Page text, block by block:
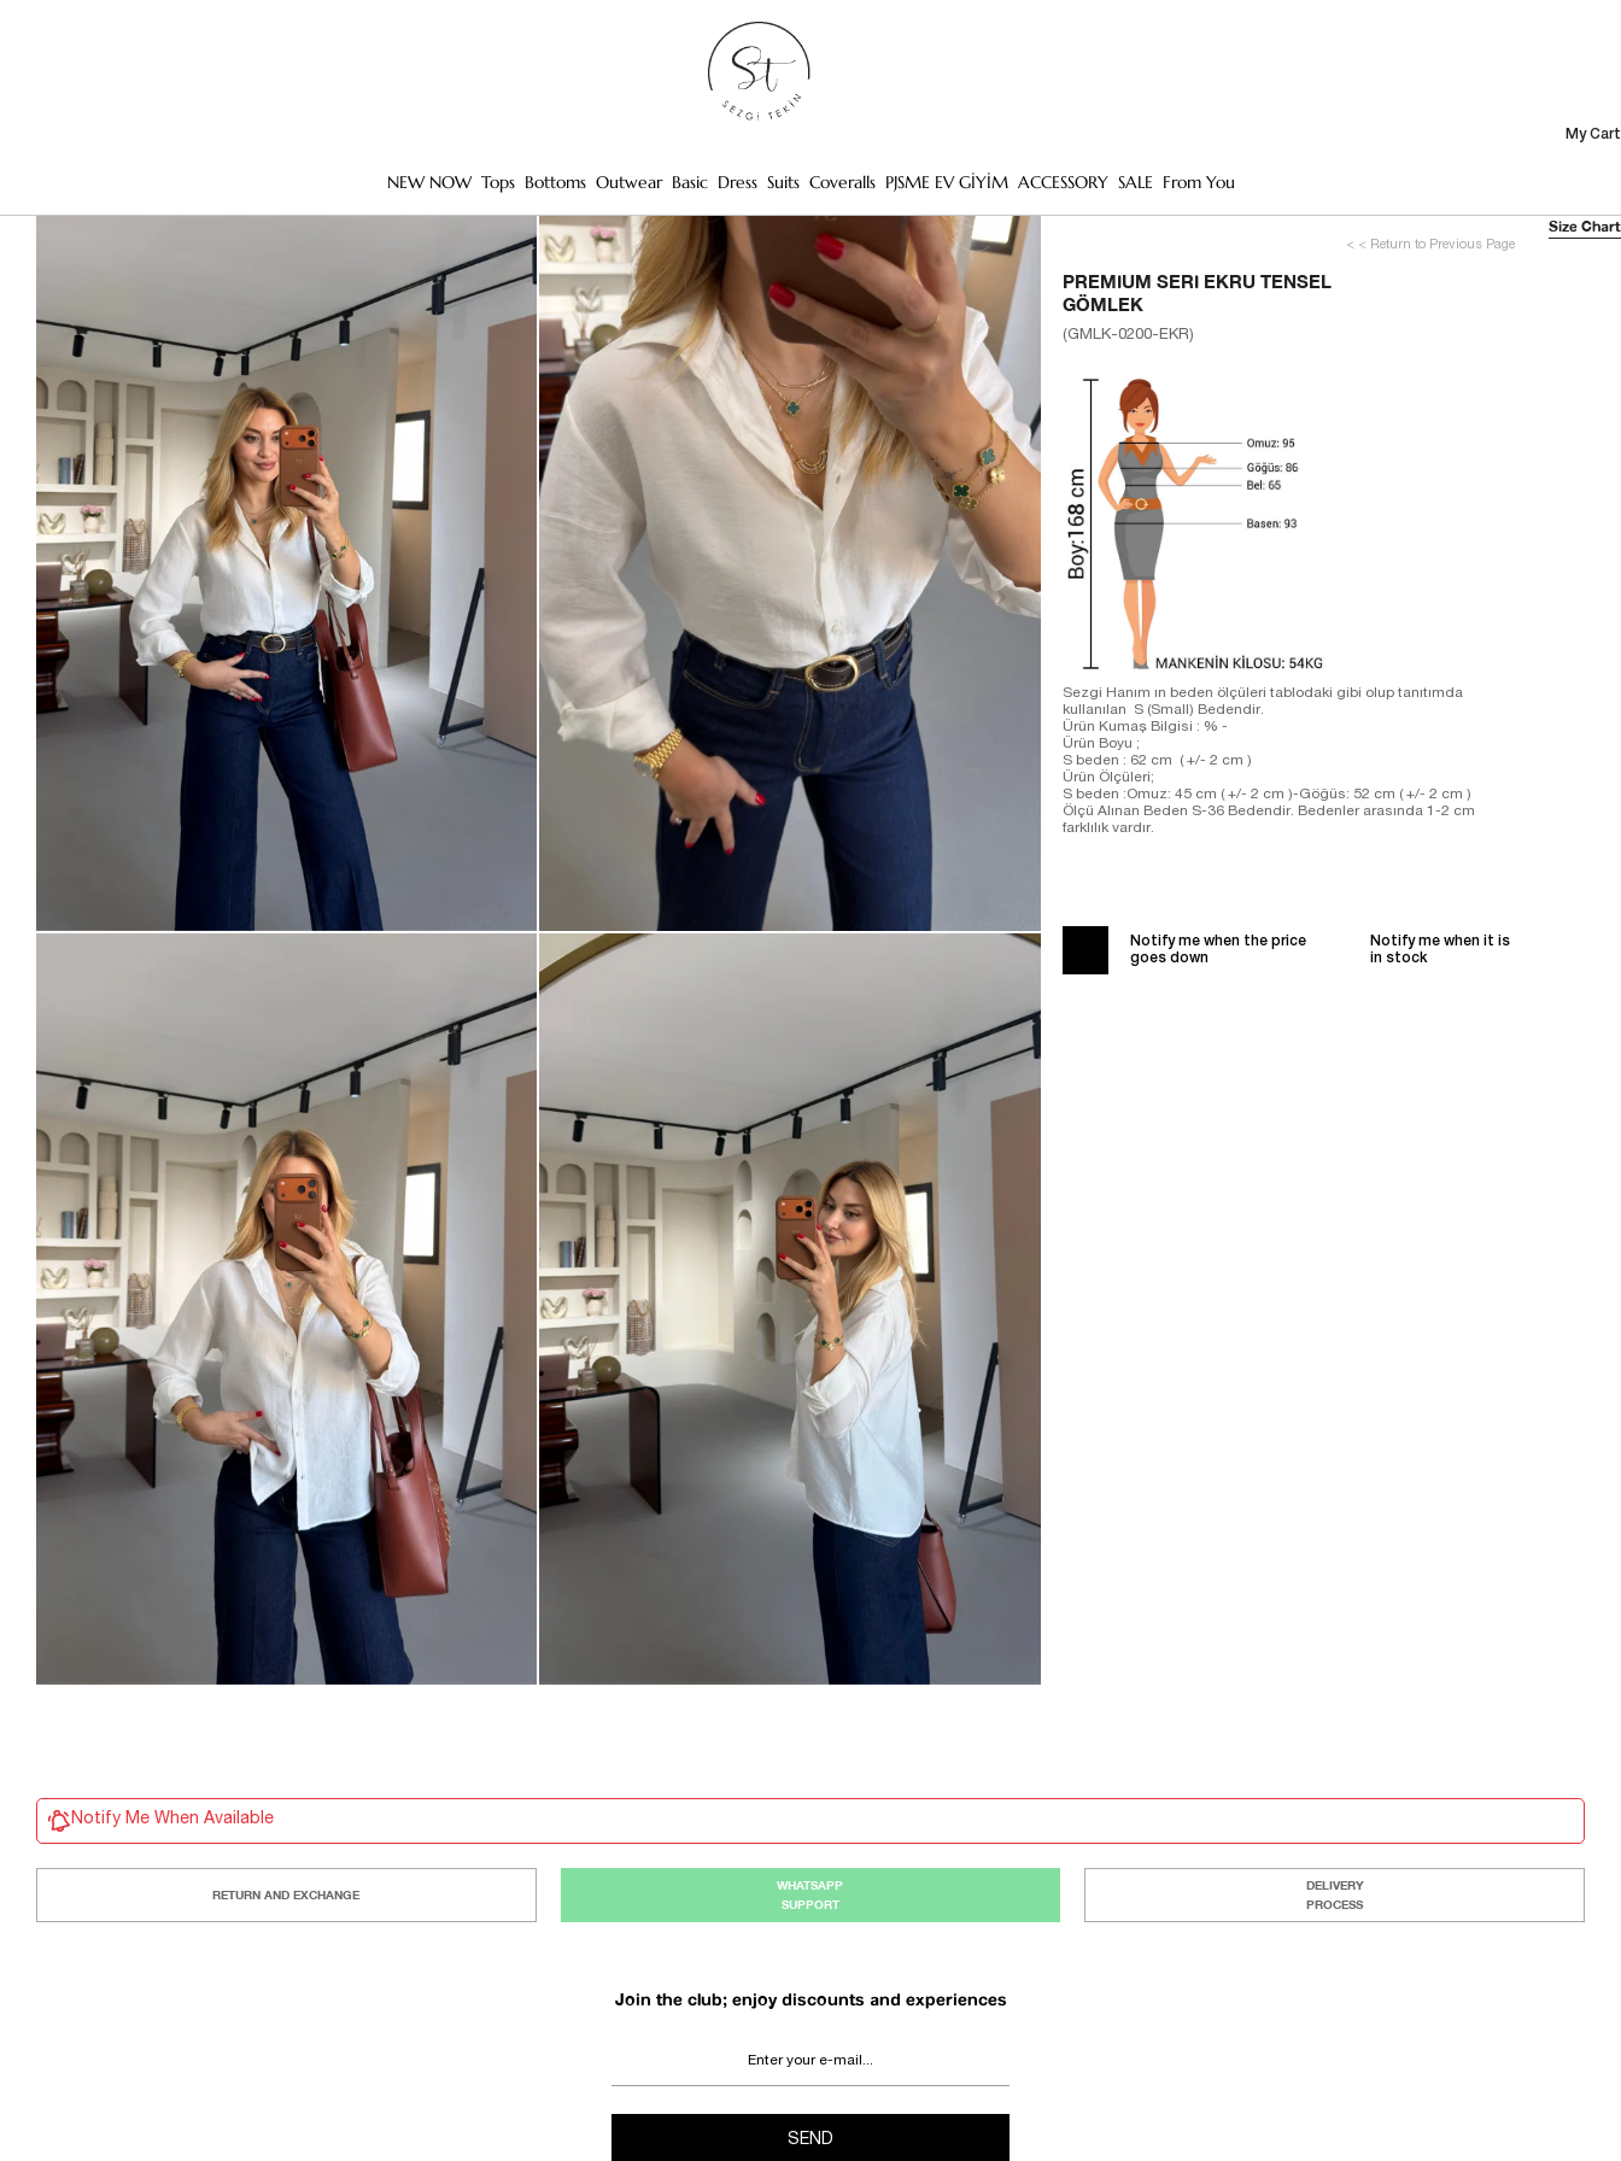
My Cart
NEW NOW Tops Bottoms Outwear Basic Dress Suits Coveralls PJSME EV GİYİM ACCESSORY SALE From You
< < Return to Previous Page
PREMIUM SERI EKRU TENSEL
GÖMLEK
(GMLK-0200-EKR)
Sezgi Hanım ın beden ölçüleri tablodaki gibi olup tanıtımda
kullanılan S (Small) Bedendir.
Ürün Kumaş Bilgisi : % -
Ürün Boyu ;
S beden : 62 cm ( +/- 2 cm )
Ürün Ölçüleri;
S beden :Omuz: 45 cm ( +/- 2 cm )-Göğüs: 52 cm ( +/- 2 cm )
Ölçü Alınan Beden S-36 Bedendir. Bedenler arasında 1-2 cm
farklılık vardır.
Notify me when the price
goes down
Notify me when it is
in stock
Notify Me When Available
Size Chart
RETURN AND EXCHANGE
WHATSAPP
SUPPORT
DELIVERY
PROCESS
Join the club; enjoy discounts and experiences
SEND